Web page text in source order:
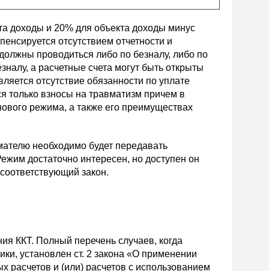
доходы и 20% для объекта доходы минус
отсутствием отчетности и
проводиться либо по безналу, либо по
а расчетные счета могут быть открыты
отсутствие обязанности по уплате
только взносы на травматизм причем в
режима, а также его преимуществах
необходимо будет передавать
достаточно интересен, но доступен он
закон.
ККТ. Полный перечень случаев, когда
установлен ст. 2 закона «О применении
расчетов и (или) расчетов с использованием